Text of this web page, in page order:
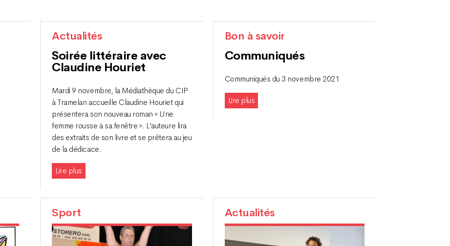
Actualités
Soirée littéraire avec
Claudine Houriet
Mardi 9 novembre, la Médiathèque du CIP
à Tramelan accueille Claudine Houriet qui
présentera son nouveau roman « Une
femme rousse à sa fenêtre ». L’auteure lira
des extraits de son livre et se prêtera au jeu
de la dédicace.
Lire plus
Bon à savoir
Communiqués
Communiqués du 3 novembre 2021
Lire plus
Sport Actualités